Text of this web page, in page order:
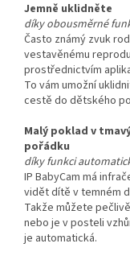
Jemně uklidněte
díky obousměrné
Často známý zvuk
vestavěnému
prostřednictvím
To vám umožní
cestě do dětského
Malý poklad v
pořádku
díky funkci
IP BabyCam má
vidět dítě v temném
Takže můžete
nebo je v posteli
je automatická.